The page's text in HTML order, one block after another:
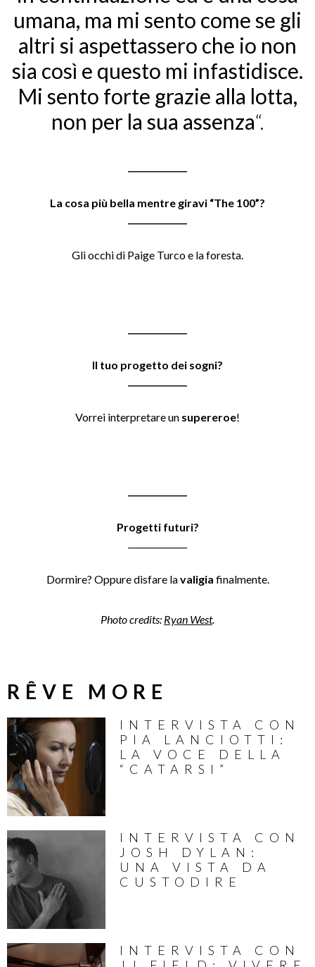
umana, ma mi sento come se gli
altri si aspettassero che io non
sia così e questo mi infastidisce.
Mi sento forte grazie alla lotta,
non per la sua assenza“.
La cosa più bella mentre giravi “The 100”?
Gli occhi di Paige Turco e la foresta.
Il tuo progetto dei sogni?
Vorrei interpretare un supereroe!
Progetti futuri?
Dormire? Oppure disfare lavaligia finalmente.
Photo credits: Ryan West.
RÊVE MORE
INTERVISTA CON
PIA LANCIOTTI:
LA VOCE DELLA
“CATARSI”
INTERVISTA CON
JOSH DYLAN:
UNA VISTA DA
CUSTODIRE
INTERVISTA CON